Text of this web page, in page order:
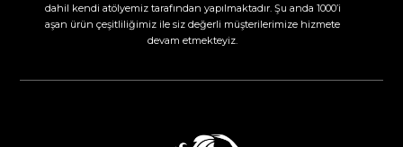
dahil kendi atölyemiz tarafından yapılmaktadır. Şu anda 1000’i
aşan ürün çeşitliliğimiz ile siz değerli müşterilerimize hizmete
devam etmekteyiz.​